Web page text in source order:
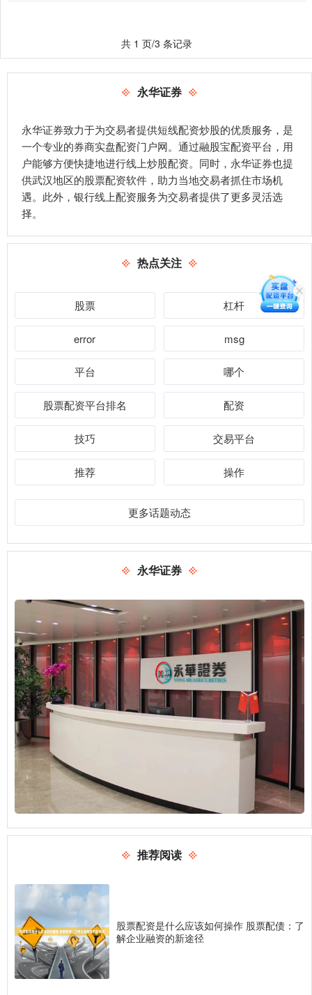
共 1 页/3 条记录
永华证券
永华证券致力于为交易者提供短线配资炒股的优质服务，是
一个专业的券商实盘配资门户网。通过融股宝配资平台，用
户能够方便快捷地进行线上炒股配资。同时，永华证券也提
供武汉地区的股票配资软件，助力当地交易者抓住市场机
遇。此外，银行线上配资服务为交易者提供了更多灵活选
择。
热点关注
股票 杠杆
error msg
平台 哪个
股票配资平台排名 配资
技巧 交易平台
推荐 操作
更多话题动态
永华证券
推荐阅读
股票配资是什么应该如何操作 股票配债：了
解企业融资的新途径